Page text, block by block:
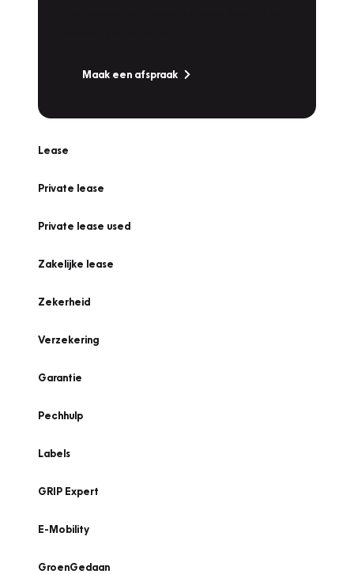
Maak een afspraak
Lease
Private lease
Private lease used
Zakelijke lease
Zekerheid
Verzekering
Garantie
Pechhulp
Labels
GRIP Expert
E-Mobility
GroenGedaan